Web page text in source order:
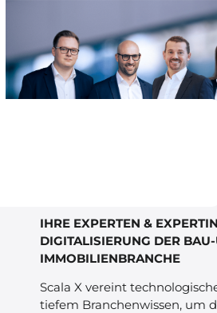
IHRE EXPERTEN &
DIGITALISIERUNG DER
IMMOBILIENBRANCHE
Scala X vereint
tiefem Branchenwissen, um